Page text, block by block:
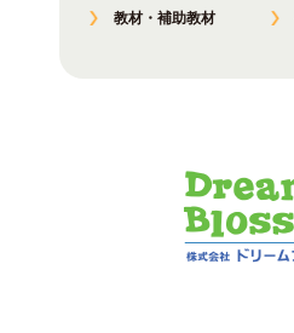
教材・補助教材